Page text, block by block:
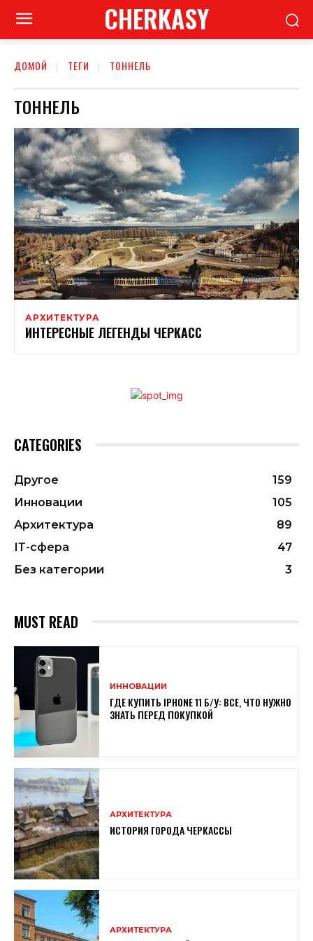
CHERKASY
ДОМОЙ ТЕГИ ТОННЕЛЬ
ТОННЕЛЬ
АРХИТЕКТУРА
ИНТЕРЕСНЫЕ ЛЕГЕНДЫ ЧЕРКАСС
CATEGORIES
Другое
159
Инновации
105
Архитектура
89
ІТ-сфера
47
Без категории
3
MUST READ
ИННОВАЦИИ
ГДЕ КУПИТЬ IPHONE 11 Б/У: ВСЕ, ЧТО НУЖНО
ЗНАТЬ ПЕРЕД ПОКУПКОЙ
АРХИТЕКТУРА
ИСТОРИЯ ГОРОДА ЧЕРКАССЫ
АРХИТЕКТУРА